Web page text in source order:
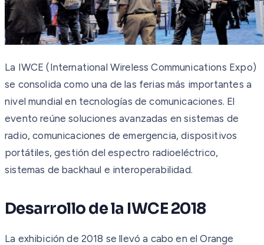
La IWCE (International Wireless Communications Expo)
se consolida como una de las ferias más importantes a
nivel mundial en tecnologías de comunicaciones. El
evento reúne soluciones avanzadas en sistemas de
radio, comunicaciones de emergencia, dispositivos
portátiles, gestión del espectro radioeléctrico,
sistemas de backhaul e interoperabilidad.
Desarrollo de la IWCE 2018
La exhibición de 2018 se llevó a cabo en el Orange